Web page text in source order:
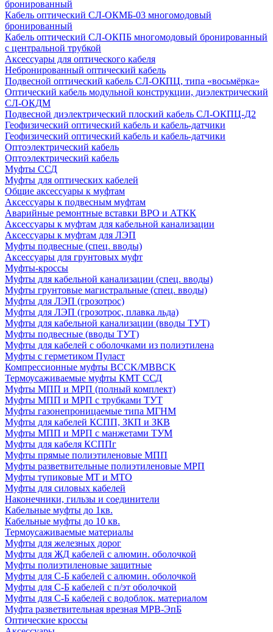
бронированный
Кабель оптический СЛ-ОКМБ-03 многомодовый
бронированный
Кабель оптический СЛ-ОКПБ многомодовый бронированный
с центральной трубкой
Аксессуары для оптического кабеля
Небронированный оптический кабель
Подвесной оптический кабель СЛ-ОКПЦ, типа «восьмёрка»
Оптический кабель модульной конструкции, диэлектрический
СЛ-ОКДМ
Подвесной диэлектрический плоский кабель СЛ-ОКПЦ-Д2
Геофизический оптический кабель и кабель-датчики
Геофизический оптический кабель и кабель-датчики
Оптоэлектрический кабель
Оптоэлектрический кабель
Муфты ССД
Муфты для оптических кабелей
Общие аксессуары к муфтам
Аксессуары к подвесным муфтам
Аварийные ремонтные вставки ВРО и АТКК
Аксессуары к муфтам для кабельной канализации
Аксессуары к муфтам для ЛЭП
Муфты подвесные (спец. вводы)
Аксессуары для грунтовых муфт
Муфты-кроссы
Муфты для кабельной канализации (спец. вводы)
Муфты грунтовые магистральные (спец. вводы)
Муфты для ЛЭП (грозотрос)
Муфты для ЛЭП (грозотрос, плавка льда)
Муфты для кабельной канализации (вводы ТУТ)
Муфты подвесные (вводы ТУТ)
Муфты для кабелей с оболочками из полиэтилена
Муфты с герметиком Пуласт
Компрессионные муфты BCCK/MBBCK
Термоусаживаемые муфты КМТ ССД
Муфты МПП и МРП (полный комплект)
Муфты МПП и МРП с трубками ТУТ
Муфты газонепроницаемые типа МГНМ
Муфты для кабелей КСПП, ЗКП и ЗКВ
Муфты МПП и МРП с манжетами ТУМ
Муфты для кабеля КСППг
Муфты прямые полиэтиленовые МПП
Муфты разветвительные полиэтиленовые МРП
Муфты тупиковые МТ и МТО
Муфты для силовых кабелей
Наконечники, гильзы и соединители
Кабельные муфты до 1кв.
Кабельные муфты до 10 кв.
Термоусаживаемые материалы
Муфты для железных дорог
Муфты для ЖД кабелей с алюмин. оболочкой
Муфты полиэтиленовые защитные
Муфты для С-Б кабелей с алюмин. оболочкой
Муфты для С-Б кабелей с п/эт оболочкой
Муфты для С-Б кабелей с водоблок. материалом
Муфта разветвительная врезная МРВ-ЭпБ
Оптические кроссы